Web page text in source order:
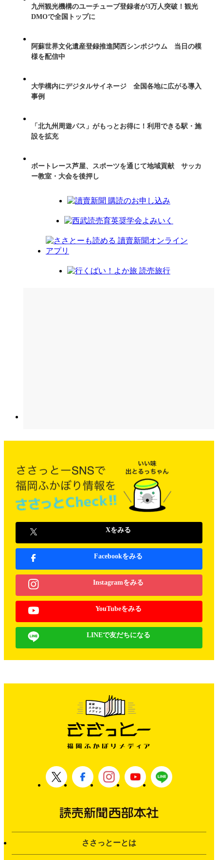
九州観光機構のユーチューブ登録者が3万人突破！観光
DMOで全国トップに
阿蘇世界文化遺産登録推進関西シンポジウム 当日の模
様を配信中
大学構内にデジタルサイネージ 全国各地に広がる導入
事例
「北九州周遊パス」がもっとお得に！利用できる駅・施
設を拡充
ボートレース芦屋、スポーツを通じて地域貢献 サッカ
ー教室・大会を後押し
Xをみる
Facebookをみる
Instagramをみる
YouTubeをみる
LINEで友だちになる
ささっとーとは